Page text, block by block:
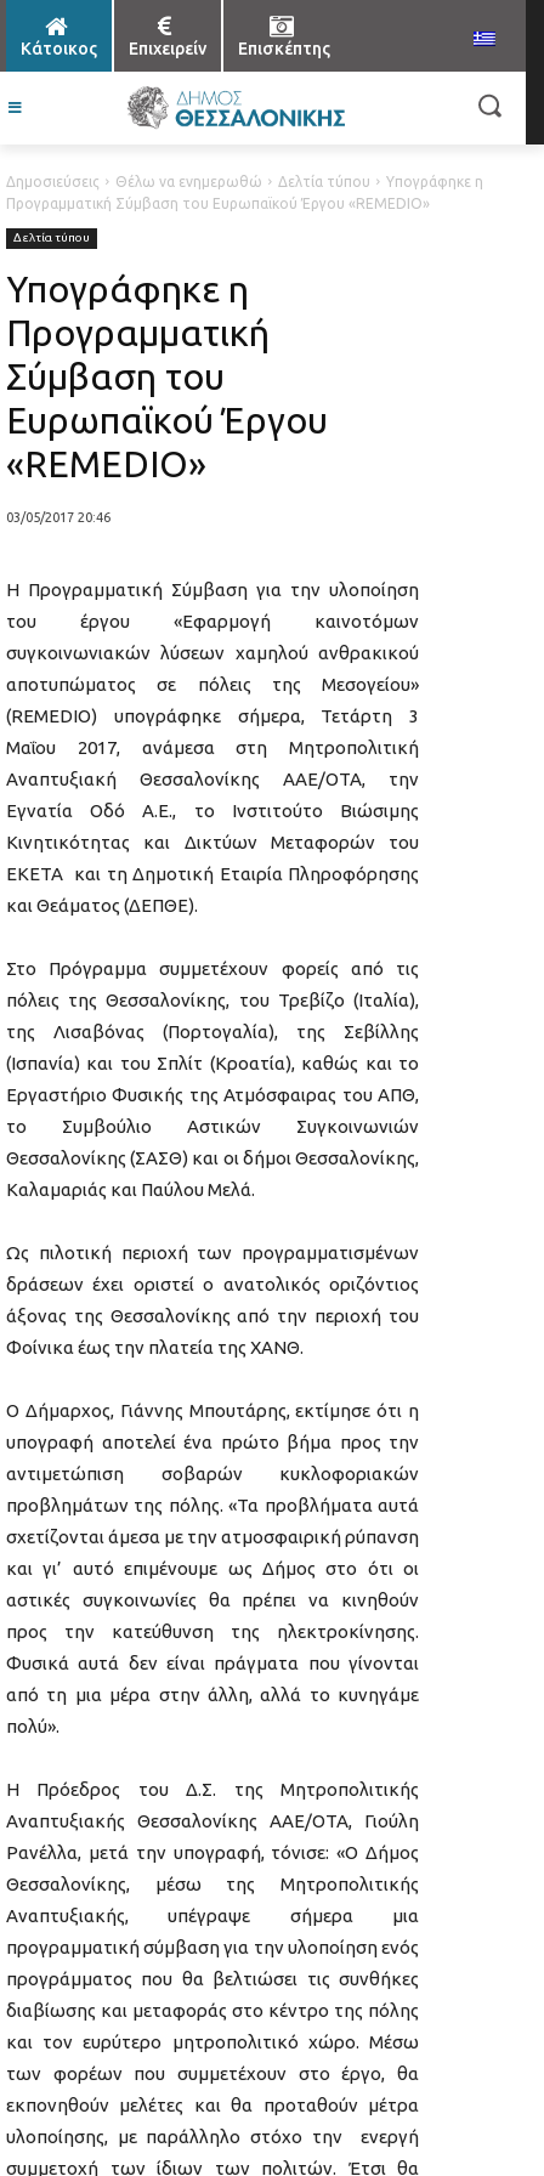
Κάτοικος Επιχειρείν Επισκέπτης
Δημοσιεύσεις Θέλω να ενημερωθώ Δελτία τύπου
Υπογράφηκε η
Προγραμματική Σύμβαση του Ευρωπαϊκού Έργου «REMEDIO»
Δελτία τύπου
Υπογράφηκε η
Προγραμματική
Σύμβαση του
Ευρωπαϊκού Έργου
«REMEDIO»
03/05/2017 20:46
Η Προγραμματική Σύμβαση για την υλοποίηση
του έργου «Εφαρμογή καινοτόμων
συγκοινωνιακών λύσεων χαμηλού ανθρακικού
αποτυπώματος σε πόλεις της Μεσογείου»
(REMEDIO) υπογράφηκε σήμερα, Τετάρτη 3
Μαΐου 2017, ανάμεσα στη Μητροπολιτική
Αναπτυξιακή Θεσσαλονίκης ΑAE/OTA, την
Εγνατία Οδό Α.Ε., το Ινστιτούτο Βιώσιμης
Κινητικότητας και Δικτύων Μεταφορών του
ΕΚΕΤΑ και τη Δημοτική Εταιρία Πληροφόρησης
και Θεάματος (ΔΕΠΘΕ).
Στο Πρόγραμμα συμμετέχουν φορείς από τις
πόλεις της Θεσσαλονίκης, του Τρεβίζο (Ιταλία),
της Λισαβόνας (Πορτογαλία), της Σεβίλλης
(Ισπανία) και του Σπλίτ (Κροατία), καθώς και το
Εργαστήριο Φυσικής της Ατμόσφαιρας του ΑΠΘ,
το Συμβούλιο Αστικών Συγκοινωνιών
Θεσσαλονίκης (ΣΑΣΘ) και οι δήμοι Θεσσαλονίκης,
Καλαμαριάς και Παύλου Μελά.
Ως πιλοτική περιοχή των προγραμματισμένων
δράσεων έχει οριστεί ο ανατολικός οριζόντιος
άξονας της Θεσσαλονίκης από την περιοχή του
Φοίνικα έως την πλατεία της ΧΑΝΘ.
Ο Δήμαρχος, Γιάννης Μπουτάρης, εκτίμησε ότι η
υπογραφή αποτελεί ένα πρώτο βήμα προς την
αντιμετώπιση σοβαρών κυκλοφοριακών
προβλημάτων της πόλης. «Τα προβλήματα αυτά
σχετίζονται άμεσα με την ατμοσφαιρική ρύπανση
και γι’ αυτό επιμένουμε ως Δήμος στο ότι οι
αστικές συγκοινωνίες θα πρέπει να κινηθούν
προς την κατεύθυνση της ηλεκτροκίνησης.
Φυσικά αυτά δεν είναι πράγματα που γίνονται
από τη μια μέρα στην άλλη, αλλά το κυνηγάμε
πολύ».
Η Πρόεδρος του Δ.Σ. της Μητροπολιτικής
Αναπτυξιακής Θεσσαλονίκης ΑAE/OTA, Γιούλη
Ρανέλλα, μετά την υπογραφή, τόνισε: «Ο Δήμος
Θεσσαλονίκης, μέσω της Μητροπολιτικής
Αναπτυξιακής, υπέγραψε σήμερα μια
προγραμματική σύμβαση για την υλοποίηση ενός
προγράμματος που θα βελτιώσει τις συνθήκες
διαβίωσης και μεταφοράς στο κέντρο της πόλης
και τον ευρύτερο μητροπολιτικό χώρο. Μέσω
των φορέων που συμμετέχουν στο έργο, θα
εκπονηθούν μελέτες και θα προταθούν μέτρα
υλοποίησης, με παράλληλο στόχο την ενεργή
συμμετοχή των ίδιων των πολιτών. Έτσι θα